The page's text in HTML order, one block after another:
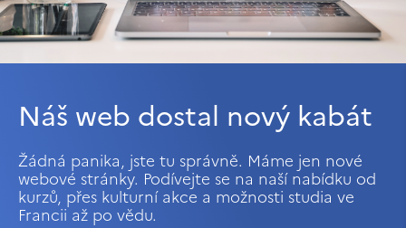
Náš web dostal nový kabát
Žádná panika, jste tu správně. Máme jen nové
webové stránky. Podívejte se na naší nabídku od
kurzů, přes kulturní akce a možnosti studia ve
Francii až po vědu.